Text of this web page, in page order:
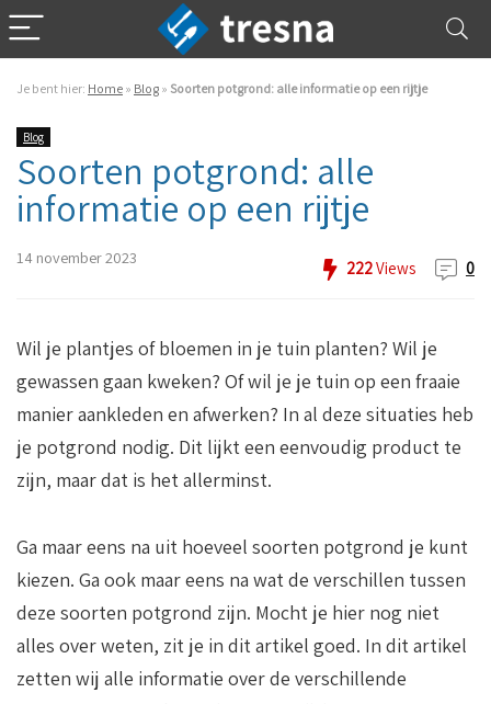
Je bent hier: Home » Blog » Soorten potgrond: alle informatie op een rijtje
Blog
Soorten potgrond: alle
informatie op een rijtje
14 november 2023
222Views 0
Wil je plantjes of bloemen in je tuin planten? Wil je
gewassen gaan kweken? Of wil je je tuin op een fraaie
manier aankleden en afwerken? In al deze situaties heb
je potgrond nodig. Dit lijkt een eenvoudig product te
zijn, maar dat is het allerminst.
Ga maar eens na uit hoeveel soorten potgrond je kunt
kiezen. Ga ook maar eens na wat de verschillen tussen
deze soorten potgrond zijn. Mocht je hier nog niet
alles over weten, zit je in dit artikel goed. In dit artikel
zetten wij alle informatie over de verschillende